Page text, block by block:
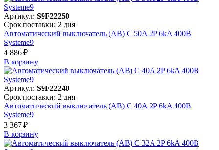
Артикул: S9F22250
Срок поставки: 2 дня
Автоматический выключатель (АВ) C 50A 2P 6kA 400В
Systeme9
4 886 ₽
В корзинy
Артикул: S9F22240
Срок поставки: 2 дня
Автоматический выключатель (АВ) C 40A 2P 6kA 400В
Systeme9
3 367 ₽
В корзинy